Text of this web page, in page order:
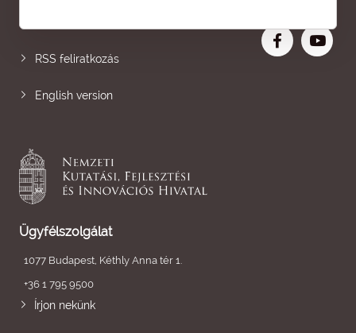
RSS feliratkozás
English version
Ügyfélszolgálat
1077 Budapest, Kéthly Anna tér 1.
+36 1 795 9500
Írjon nekünk